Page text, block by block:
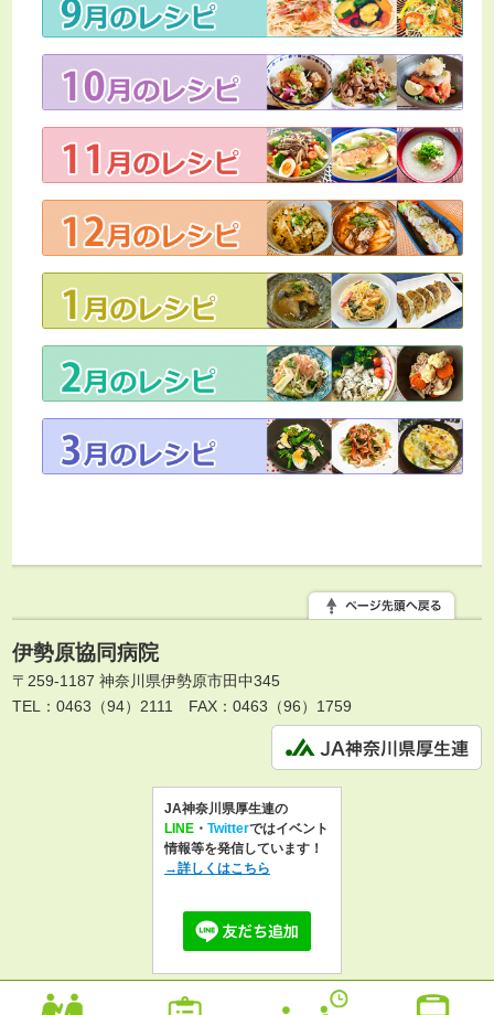
伊勢原協同病院
〒259-1187 神奈川県伊勢原市田中345
TEL：0463（94）2111
FAX：0463（96）1759
JA神奈川県厚生連の
LINE ・ Twitterではイベント
情報等を発信しています！
→詳しくはこちら